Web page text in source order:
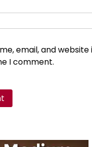
email, and
I comment.